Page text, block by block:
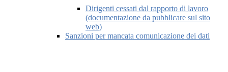
Dirigenti cessati dal rapporto di lavoro
(documentazione da pubblicare sul sito
web)
Sanzioni per mancata comunicazione dei dati